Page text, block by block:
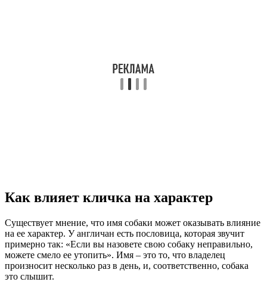
Как влияет кличка на характер
Существует мнение, что имя собаки может оказывать влияние
на ее характер. У англичан есть пословица, которая звучит
примерно так: «Если вы назовете свою собаку неправильно,
можете смело ее утопить». Имя – это то, что владелец
произносит несколько раз в день, и, соответственно, собака
это слышит.